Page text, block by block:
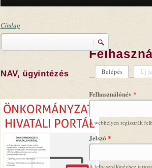
Címlap
Keresés
NAV, ügyintézés Belépés (aktív fül)
Új
Felhasználónév *
A webhelyen regisztrált
Jelszó *
A felhasználónévhez